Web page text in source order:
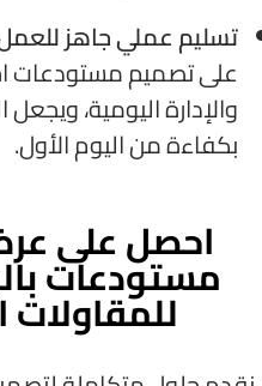
تسليم عملي جاهز
على تصميم مستودعات
والإدارة اليومية،
بكفاءة من اليوم الأول.
احصل على
مستودعات
للمقاولات